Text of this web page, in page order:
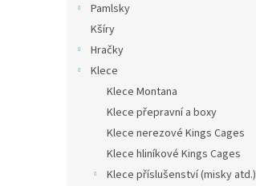
Pamlsky
Kšíry
Hračky
Klece
Klece Montana
Klece přepravní a boxy
Klece nerezové Kings Cages
Klece hliníkové Kings Cages
Klece příslušenství (misky atd.)